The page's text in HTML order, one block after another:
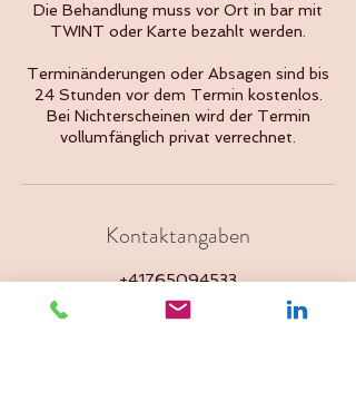
Die Behandlung muss vor Ort in bar mit
TWINT oder Karte bezahlt werden.
Terminänderungen oder Absagen sind bis
24 Stunden vor dem Termin kostenlos.
Bei Nichterscheinen wird der Termin
vollumfänglich privat verrechnet.
Kontaktangaben
+41765094533
Wengistrasse 8, 4500 Solothurn,
Switzerland